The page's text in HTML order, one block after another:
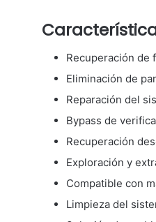
Recuperación de
Eliminación de
Reparación del
Bypass de
Recuperación
Exploración y
Compatible con
Limpieza del